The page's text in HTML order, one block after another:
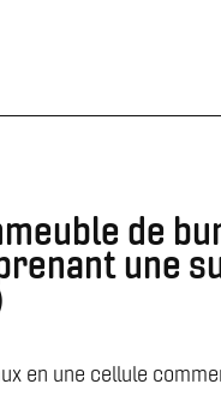
de
une
en une cellule